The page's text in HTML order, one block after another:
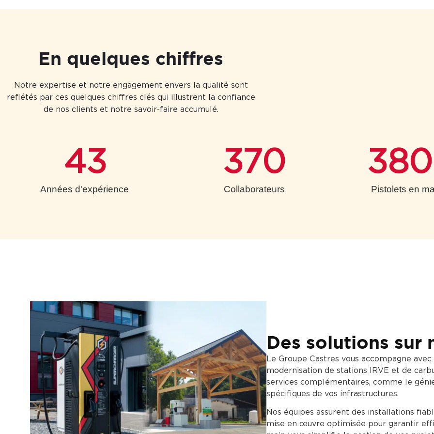
En quelques chiffres
Notre expertise et notre engagement envers la qualité sont
reflétés par ces quelques chiffres clés qui illustrent la confiance
de nos clients et notre savoir-faire accumulé.
Années d'expérience
43
Collaborateurs
370
Pistolets en
Des solutions sur
Le Groupe Castres vous accompagne
modernisation de stations IRVE et de
services complémentaires, comme le
spécifiques de vos infrastructures.
Nos équipes assurent des installations
mise en œuvre optimisée pour garantir